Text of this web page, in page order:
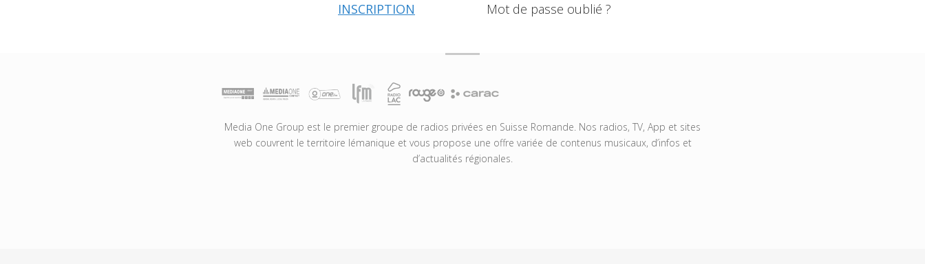
INSCRIPTION Mot de passe oublié ?
Media One Group est le premier groupe de radios privées en Suisse Romande. Nos radios, TV, App et sites
web couvrent le territoire lémanique et vous propose une offre variée de contenus musicaux, d’infos et
d’actualités régionales.